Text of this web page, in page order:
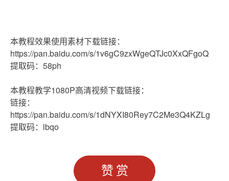
本教程效果使用素材下载链接：
https://pan.baidu.com/s/1v6gC9zxWgeQTJc0XxQFgoQ
提取码：58ph
本教程教学1080P高清视频下载链接：
链接：
https://pan.baidu.com/s/1dNYXI80Rey7C2Me3Q4KZLg
提取码：lbqo
赞赏